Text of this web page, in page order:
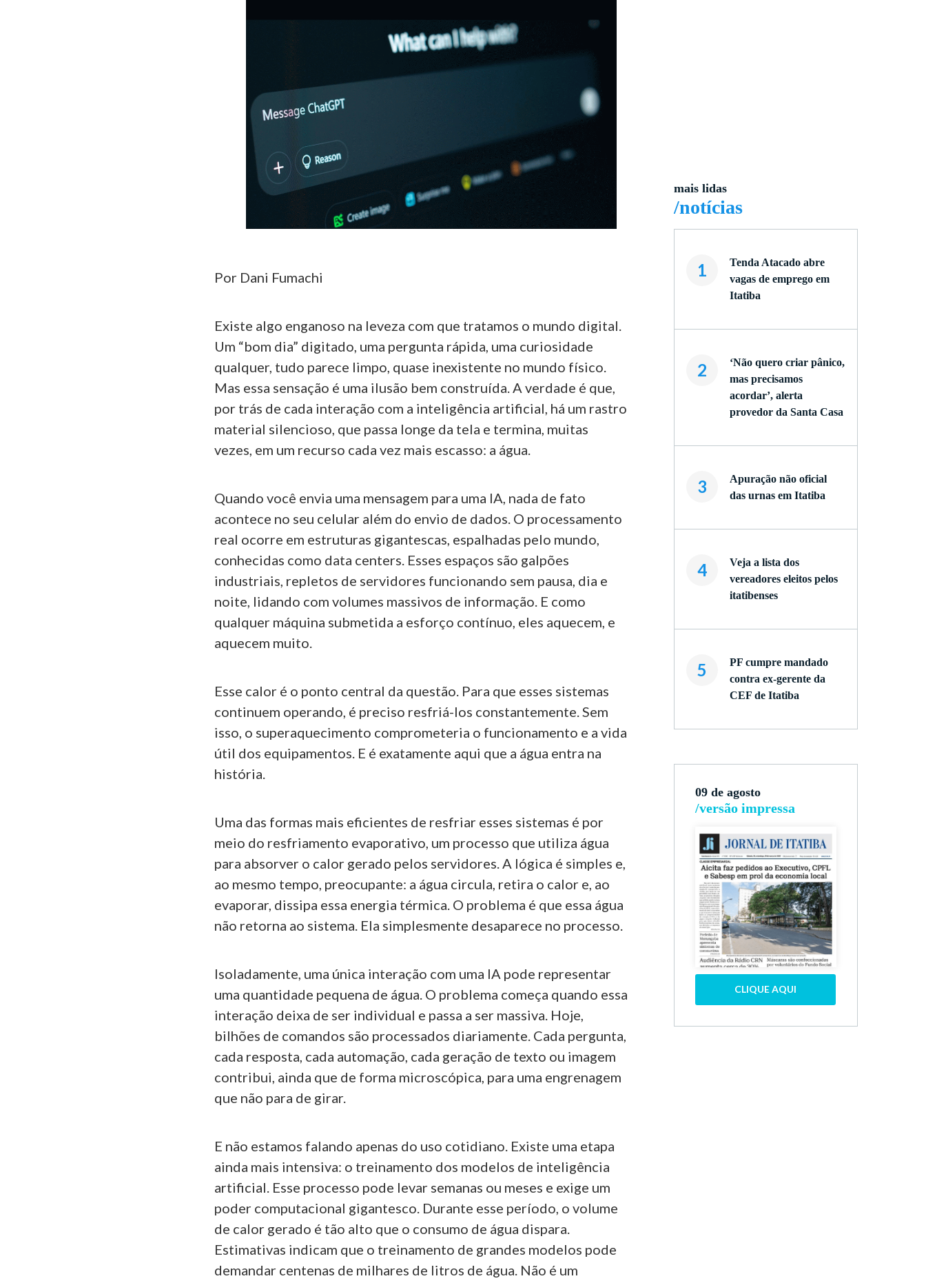
Por Dani Fumachi
Existe algo enganoso na leveza com que tratamos o mundo digital.
Um “bom dia” digitado, uma pergunta rápida, uma curiosidade
qualquer, tudo parece limpo, quase inexistente no mundo físico.
Mas essa sensação é uma ilusão bem construída. A verdade é que,
por trás de cada interação com a inteligência artificial, há um rastro
material silencioso, que passa longe da tela e termina, muitas
vezes, em um recurso cada vez mais escasso: a água.
Quando você envia uma mensagem para uma IA, nada de fato
acontece no seu celular além do envio de dados. O processamento
real ocorre em estruturas gigantescas, espalhadas pelo mundo,
conhecidas como data centers. Esses espaços são galpões
industriais, repletos de servidores funcionando sem pausa, dia e
noite, lidando com volumes massivos de informação. E como
qualquer máquina submetida a esforço contínuo, eles aquecem, e
aquecem muito.
Esse calor é o ponto central da questão. Para que esses sistemas
continuem operando, é preciso resfriá-los constantemente. Sem
isso, o superaquecimento comprometeria o funcionamento e a vida
útil dos equipamentos. E é exatamente aqui que a água entra na
história.
Uma das formas mais eficientes de resfriar esses sistemas é por
meio do resfriamento evaporativo, um processo que utiliza água
para absorver o calor gerado pelos servidores. A lógica é simples e,
ao mesmo tempo, preocupante: a água circula, retira o calor e, ao
evaporar, dissipa essa energia térmica. O problema é que essa água
não retorna ao sistema. Ela simplesmente desaparece no processo.
Isoladamente, uma única interação com uma IA pode representar
uma quantidade pequena de água. O problema começa quando essa
interação deixa de ser individual e passa a ser massiva. Hoje,
bilhões de comandos são processados diariamente. Cada pergunta,
cada resposta, cada automação, cada geração de texto ou imagem
contribui, ainda que de forma microscópica, para uma engrenagem
que não para de girar.
E não estamos falando apenas do uso cotidiano. Existe uma etapa
ainda mais intensiva: o treinamento dos modelos de inteligência
artificial. Esse processo pode levar semanas ou meses e exige um
poder computacional gigantesco. Durante esse período, o volume
de calor gerado é tão alto que o consumo de água dispara.
Estimativas indicam que o treinamento de grandes modelos pode
demandar centenas de milhares de litros de água. Não é um
mais lidas
/notícias
1
Tenda Atacado abre
vagas de emprego em
Itatiba
2
‘Não quero criar pânico,
mas precisamos
acordar’, alerta
provedor da Santa Casa
3
Apuração não oficial
das urnas em Itatiba
4
Veja a lista dos
vereadores eleitos pelos
itatibenses
5
PF cumpre mandado
contra ex-gerente da
CEF de Itatiba
09 de agosto
/versão impressa
CLIQUE AQUI